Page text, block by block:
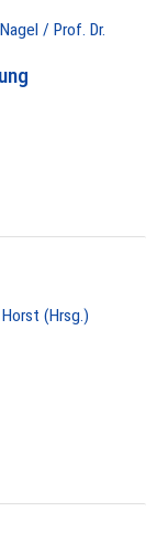
/ Prof. Dr.
(Hrsg.)